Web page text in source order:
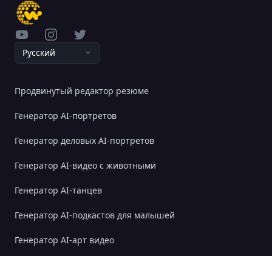
YouTubeInstagramTwitter
Pусский
Продвинутый редактор резюме
Генератор AI-портретов
Генератор деловых AI-портретов
Генератор AI-видео с животными
Генератор AI-танцев
Генератор AI-подкастов для малышей
Генератор AI-арт видео